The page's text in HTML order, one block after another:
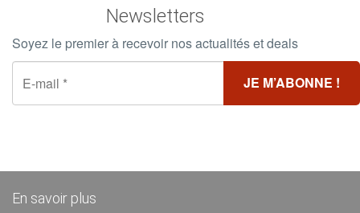
Newsletters
Soyez le premier à recevoir nos actualités et deals
En savoir plus